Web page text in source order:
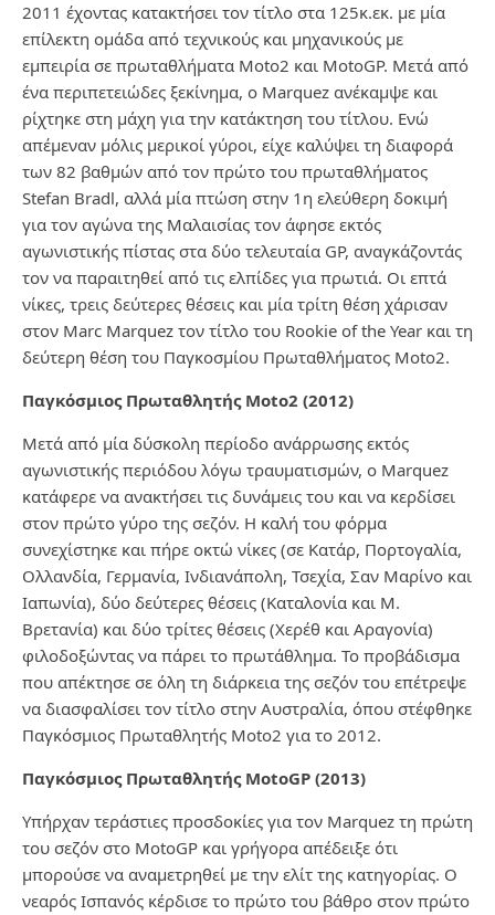
2011 έχοντας κατακτήσει τον τίτλο στα 125κ.εκ. με μία
επίλεκτη ομάδα από τεχνικούς και μηχανικούς με
εμπειρία σε πρωταθλήματα Moto2 και MotoGP. Μετά από
ένα περιπετειώδες ξεκίνημα, ο Marquez ανέκαμψε και
ρίχτηκε στη μάχη για την κατάκτηση του τίτλου. Ενώ
απέμεναν μόλις μερικοί γύροι, είχε καλύψει τη διαφορά
των 82 βαθμών από τον πρώτο του πρωταθλήματος
Stefan Bradl, αλλά μία πτώση στην 1η ελεύθερη δοκιμή
για τον αγώνα της Μαλαισίας τον άφησε εκτός
αγωνιστικής πίστας στα δύο τελευταία GP, αναγκάζοντάς
τον να παραιτηθεί από τις ελπίδες για πρωτιά. Οι επτά
νίκες, τρεις δεύτερες θέσεις και μία τρίτη θέση χάρισαν
στον Marc Marquez τον τίτλο του Rookie of the Year και τη
δεύτερη θέση του Παγκοσμίου Πρωταθλήματος Moto2.
Παγκόσμιος Πρωταθλητής Moto2 (2012)
Μετά από μία δύσκολη περίοδο ανάρρωσης εκτός
αγωνιστικής περιόδου λόγω τραυματισμών, ο Marquez
κατάφερε να ανακτήσει τις δυνάμεις του και να κερδίσει
στον πρώτο γύρο της σεζόν. Η καλή του φόρμα
συνεχίστηκε και πήρε οκτώ νίκες (σε Κατάρ, Πορτογαλία,
Ολλανδία, Γερμανία, Ινδιανάπολη, Τσεχία, Σαν Μαρίνο και
Ιαπωνία), δύο δεύτερες θέσεις (Καταλονία και Μ.
Βρετανία) και δύο τρίτες θέσεις (Χερέθ και Αραγονία)
φιλοδοξώντας να πάρει το πρωτάθλημα. Το προβάδισμα
που απέκτησε σε όλη τη διάρκεια της σεζόν του επέτρεψε
να διασφαλίσει τον τίτλο στην Αυστραλία, όπου στέφθηκε
Παγκόσμιος Πρωταθλητής Moto2 για το 2012.
Παγκόσμιος Πρωταθλητής MotoGP (2013)
Υπήρχαν τεράστιες προσδοκίες για τον Marquez τη πρώτη
του σεζόν στο MotoGP και γρήγορα απέδειξε ότι
μπορούσε να αναμετρηθεί με την ελίτ της κατηγορίας. Ο
νεαρός Ισπανός κέρδισε το πρώτο του βάθρο στον πρώτο